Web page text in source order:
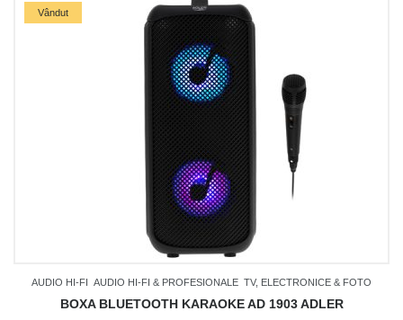
Vândut
AUDIO HI-FI AUDIO HI-FI & PROFESIONALE TV, ELECTRONICE & FOTO
BOXA BLUETOOTH KARAOKE AD 1903 ADLER